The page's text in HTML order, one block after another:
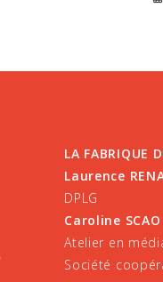
LA FABRIQUE
Laurence
DPLG
Caroline SCAO
Atelier en
Société